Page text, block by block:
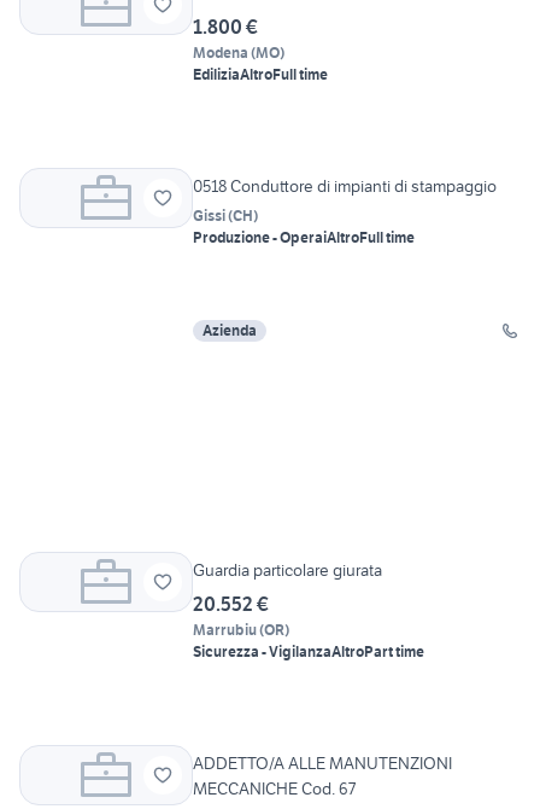
1.800 €
Modena (MO)
EdiliziaAltroFull time
0518 Conduttore di impianti di stampaggio
Gissi(CH)
Produzione - OperaiAltroFull time
Azienda
Guardia particolare giurata
20.552 €
Marrubiu(OR)
Sicurezza - VigilanzaAltroPart time
ADDETTO/A ALLE MANUTENZIONI
MECCANICHE Cod. 67